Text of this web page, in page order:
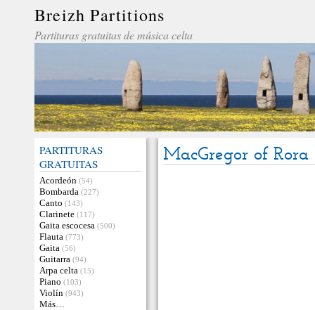
Breizh Partitions
Partituras gratuitas de música celta
PARTITURAS
GRATUITAS
Acordeón (54)
Bombarda (227)
Canto (143)
Clarinete (117)
Gaita escocesa (500)
Flauta (773)
Gaita (56)
Guitarra (94)
Arpa celta (15)
Piano (103)
Violín (943)
Más…
MacGregor of Rora